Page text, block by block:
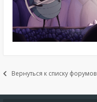
Вернуться к списку форумов